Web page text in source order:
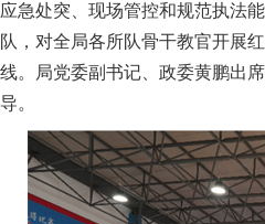
应急处突、现场管控和规范执法
队，对全局各所队骨干教官开展
线。局党委副书记、政委黄鹏出
导。